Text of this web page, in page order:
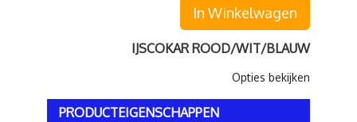
In Winkelwagen
IJSCOKAR ROOD/WIT/BLAUW
Opties bekijken
PRODUCTEIGENSCHAPPEN